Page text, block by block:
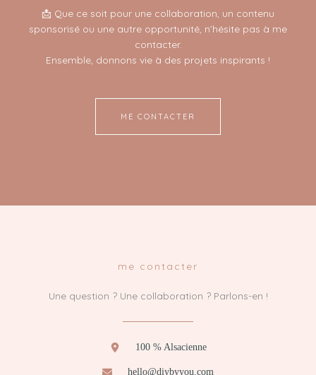
📩 Que ce soit pour une collaboration, un contenu
sponsorisé ou une autre opportunité, n’hésite pas à me
contacter.
Ensemble, donnons vie à des projets inspirants !
ME CONTACTER
me contacter
Une question ? Une collaboration ? Parlons-en !
100 % Alsacienne
hello@diybyyou.com